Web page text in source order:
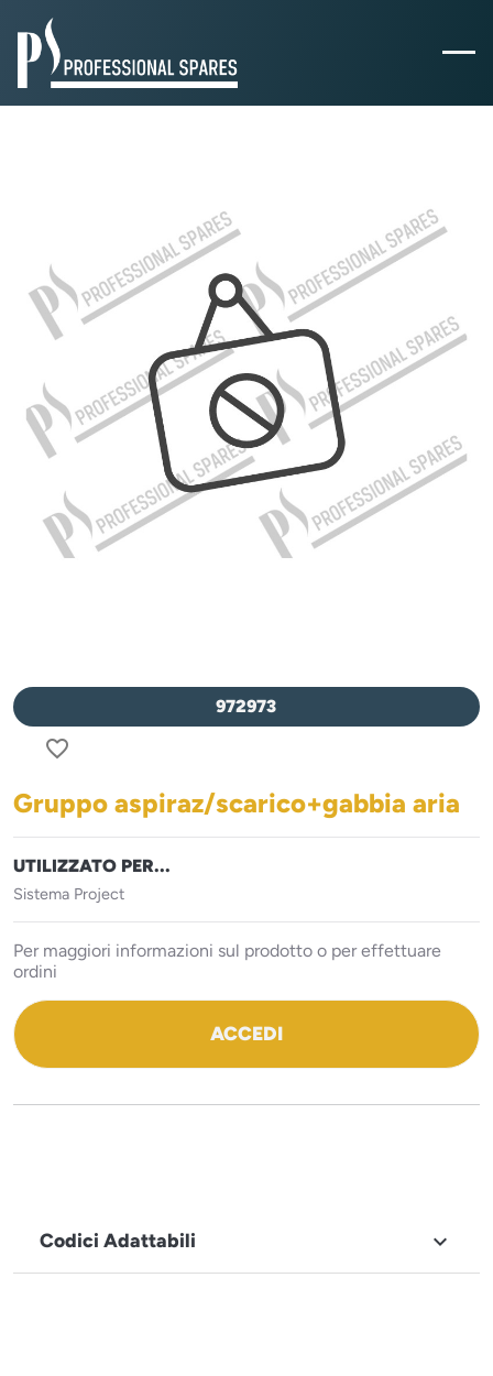
972973
favorite_border
Gruppo aspiraz/scarico+gabbia aria
UTILIZZATO PER...
Sistema Project
Per maggiori informazioni sul prodotto o per effettuare
ordini
ACCEDI
Codici Adattabili 